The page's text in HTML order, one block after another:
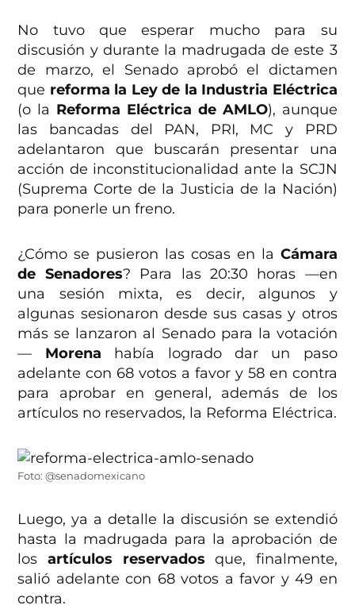
No tuvo que esperar mucho para su
discusión y durante la madrugada de este 3
de marzo, el Senado aprobó el dictamen
que reforma la Ley de la Industria Eléctrica
(o la Reforma Eléctrica de AMLO), aunque
las bancadas del PAN, PRI, MC y PRD
adelantaron que buscarán presentar una
acción de inconstitucionalidad ante la SCJN
(Suprema Corte de la Justicia de la Nación)
para ponerle un freno.
¿Cómo se pusieron las cosas en la Cámara
de Senadores? Para las 20:30 horas —en
una sesión mixta, es decir, algunos y
algunas sesionaron desde sus casas y otros
más se lanzaron al Senado para la votación
— Morena había logrado dar un paso
adelante con 68 votos a favor y 58 en contra
para aprobar en general, además de los
artículos no reservados, la Reforma Eléctrica.
Foto: @senadomexicano
Luego, ya a detalle la discusión se extendió
hasta la madrugada para la aprobación de
los artículos reservados que, finalmente,
salió adelante con 68 votos a favor y 49 en
contra.